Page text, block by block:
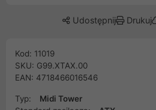
Udostępnij Drukuj
Kod: 11019
SKU: G99.XTAX.00
EAN: 4718466016546
Typ:
Midi Tower